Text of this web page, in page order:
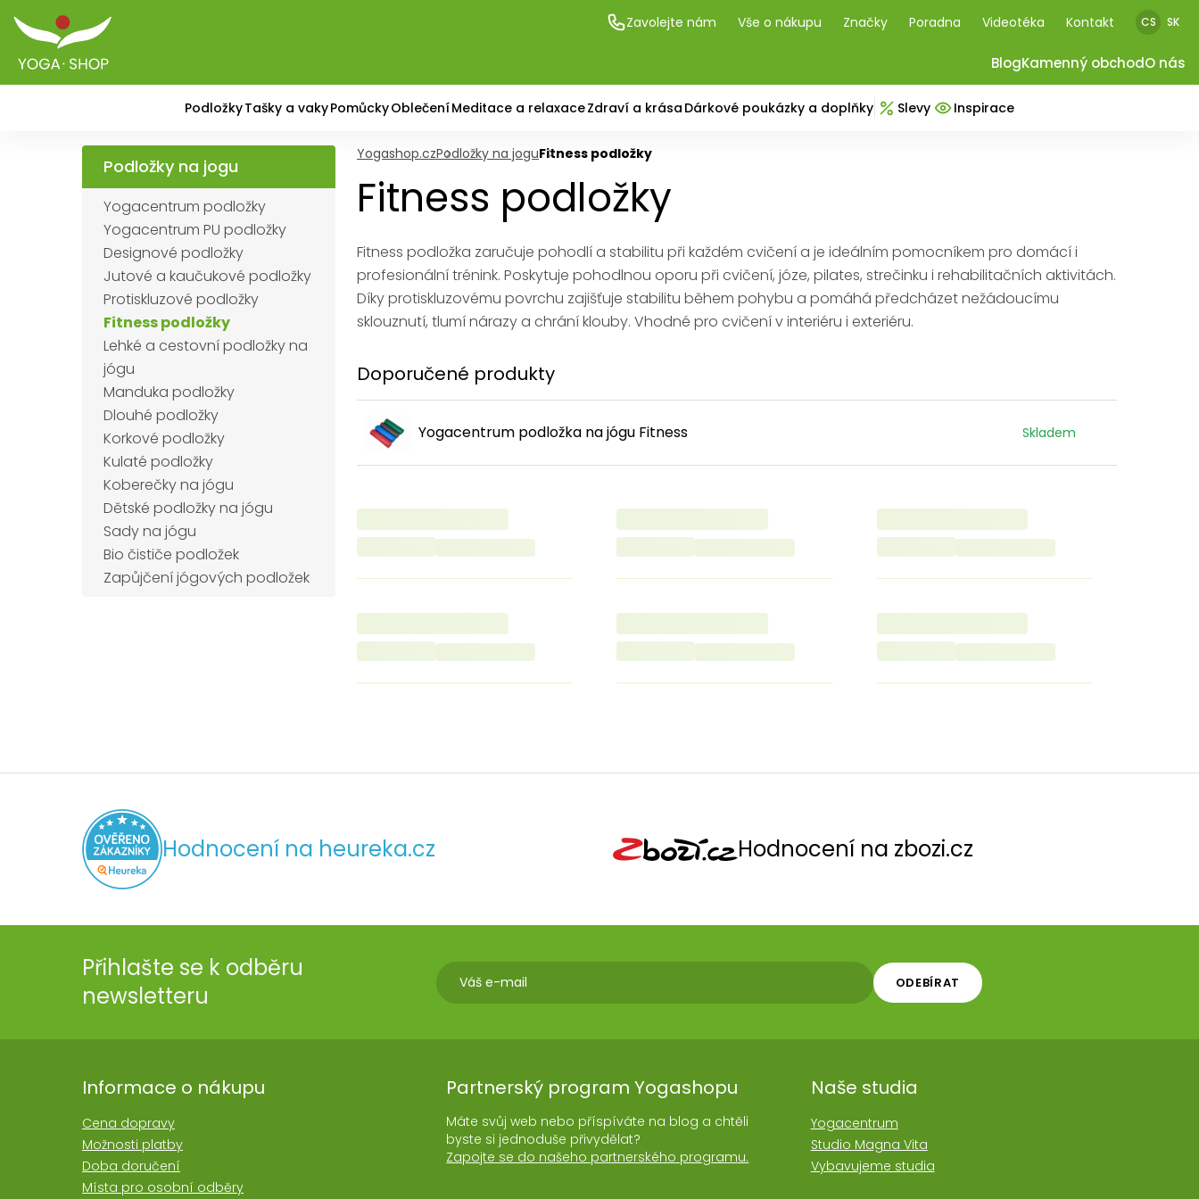
Zavolejte nám Vše o nákupu Značky Poradna Videotéka Kontakt CS SK
BlogKamenný obchodO nás
PodložkyTašky a vakyPomůckyOblečeníMeditace a relaxaceZdraví a krása Dárkové poukázky a doplňky Slevy Inspirace
Podložky na jogu
Yogacentrum podložky
Yogacentrum PU podložky
Designové podložky
Jutové a kaučukové podložky
Protiskluzové podložky
Fitness podložky
Lehké a cestovní podložky na
jógu
Manduka podložky
Dlouhé podložky
Korkové podložky
Kulaté podložky
Koberečky na jógu
Dětské podložky na jógu
Sady na jógu
Bio čističe podložek
Zapůjčení jógových podložek
Yogashop.czPodložky na joguFitness podložky
Fitness podložky
Fitness podložka zaručuje pohodlí a stabilitu při každém cvičení a je ideálním pomocníkem pro domácí i
profesionální trénink. Poskytuje pohodlnou oporu při cvičení, józe, pilates, strečinku i rehabilitačních aktivitách.
Díky protiskluzovému povrchu zajišťuje stabilitu během pohybu a pomáhá předcházet nežádoucímu
sklouznutí, tlumí nárazy a chrání klouby. Vhodné pro cvičení v interiéru i exteriéru.
Doporučené produkty
Yogacentrum podložka na jógu Fitness Skladem
Hodnocení na heureka.cz Hodnocení na zbozi.cz
Přihlašte se k odběru
newsletteru
ODEBÍRAT
Informace o nákupu
Cena dopravy
Možnosti platby
Doba doručení
Místa pro osobní odběry
Partnerský program Yogashopu
Máte svůj web nebo příspíváte na blog a chtěli
byste si jednoduše přivydělat?
Zapojte se do našeho partnerského programu.
Naše studia
Yogacentrum
Studio Magna Vita
Vybavujeme studia